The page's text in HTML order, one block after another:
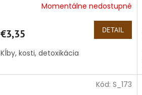
Momentálne nedostupné
€3,35 DETAIL
Kĺby, kosti, detoxikácia
Kód: S_173